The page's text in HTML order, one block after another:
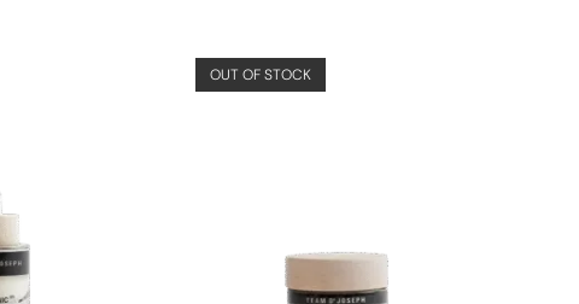
OUT OF STOCK